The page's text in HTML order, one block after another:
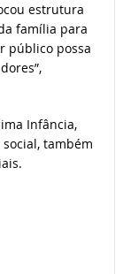
estrutura
família para
público possa
Infância,
também